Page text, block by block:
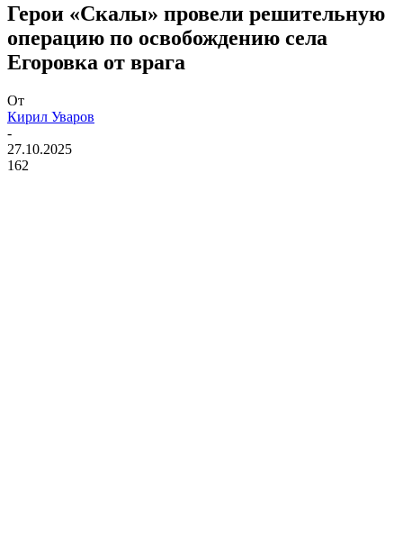
Герои «Скалы» провели решительную
операцию по освобождению села
Егоровка от врага
От
Кирил Уваров
-
27.10.2025
162